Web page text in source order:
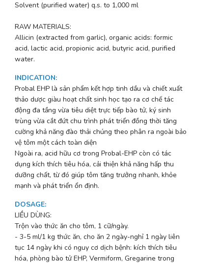
Solvent (purified water) q.s. to 1,000 ml
RAW MATERIALS:
Allicin (extracted from garlic), organic acids: formic
acid, lactic acid, propionic acid, butyric acid, purified
water.
INDICATION:
Probal EHP là sản phẩm kết hợp tinh dầu và chiết xuất
thảo dược giàu hoạt chất sinh học tạo ra cơ chế tác
động đa tầng vừa tiêu diệt trực tiếp bào tử, ký sinh
trùng vừa cắt đứt chu trình phát triển đồng thời tăng
cường khả năng đào thải chúng theo phân ra ngoài bảo
vệ tôm một cách toàn diện
Ngoài ra, acid hữu cơ trong Probal-EHP còn có tác
dụng kích thích tiêu hóa, cải thiện khả năng hấp thu
dưỡng chất, từ đó giúp tôm tăng trưởng nhanh, khỏe
mạnh và phát triển ổn định.
DOSAGE:
LIỀU DÙNG:
Trộn vào thức ăn cho tôm, 1 cữ/ngày.
- 3-5 ml/1 kg thức ăn, cho ăn 2 ngày-nghỉ 1 ngày liên
tục 14 ngày khi có nguy cơ dịch bệnh: kích thích tiêu
hóa, phòng bào tử EHP, Vermiform, Gregarine trong